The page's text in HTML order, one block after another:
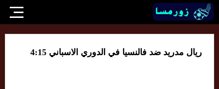
ريال مدريد ضد فالنسيا في الدوري الاسباني 4:15